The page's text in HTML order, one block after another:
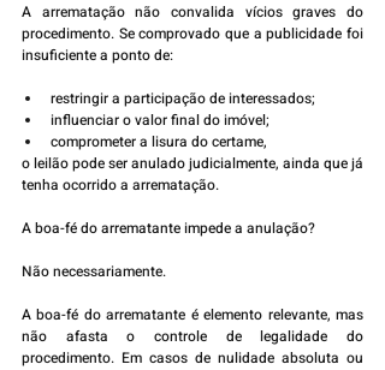
A arrematação não convalida vícios graves do
procedimento. Se comprovado que a publicidade foi
insuficiente a ponto de:
restringir a participação de interessados;
influenciar o valor final do imóvel;
comprometer a lisura do certame,
o leilão pode ser anulado judicialmente, ainda que já
tenha ocorrido a arrematação.
A boa-fé do arrematante impede a anulação?
Não necessariamente.
A boa-fé do arrematante é elemento relevante, mas
não afasta o controle de legalidade do
procedimento. Em casos de nulidade absoluta ou